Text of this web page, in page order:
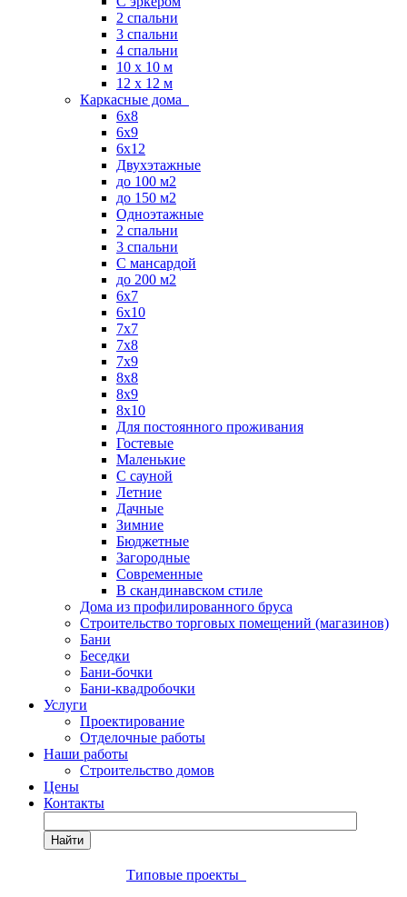
2 спальни
3 спальни
4 спальни
10 x 10 м
12 x 12 м
Каркасные дома
6х8
6х9
6х12
Двухэтажные
до 100 м2
до 150 м2
Одноэтажные
2 спальни
3 спальни
С мансардой
до 200 м2
6х7
6х10
7х7
7х8
7х9
8х8
8х9
8х10
Для постоянного проживания
Гостевые
Маленькие
С сауной
Летние
Дачные
Зимние
Бюджетные
Загородные
Современные
В скандинавском стиле
Дома из профилированного бруса
Строительство торговых помещений (магазинов)
Бани
Беседки
Бани-бочки
Бани-квадробочки
Услуги
Проектирование
Отделочные работы
Наши работы
Строительство домов
Цены
Контакты
Найти
Типовые проекты